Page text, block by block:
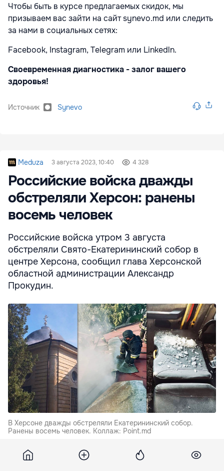
Чтобы быть в курсе предлагаемых скидок, мы
призываем вас зайти на сайт synevo.md или следить
за нами в социальных сетях:
Facebook, Instagram, Telegram или Linkedln.
Своевременная диагностика - залог вашего
здоровья!
Источник Synevo
Meduza 3 августа 2023, 10:40 4 328
Российские войска дважды
обстреляли Херсон: ранены
восемь человек
Российские войска утром 3 августа
обстреляли Свято-Екатерининский собор в
центре Херсона, сообщил глава Херсонской
областной администрации Александр
Прокудин.
В Херсоне дважды обстреляли Екатерининский собор.
Ранены восемь человек. Коллаж: Point.md
Он опубликовал фотографию собора, на которой